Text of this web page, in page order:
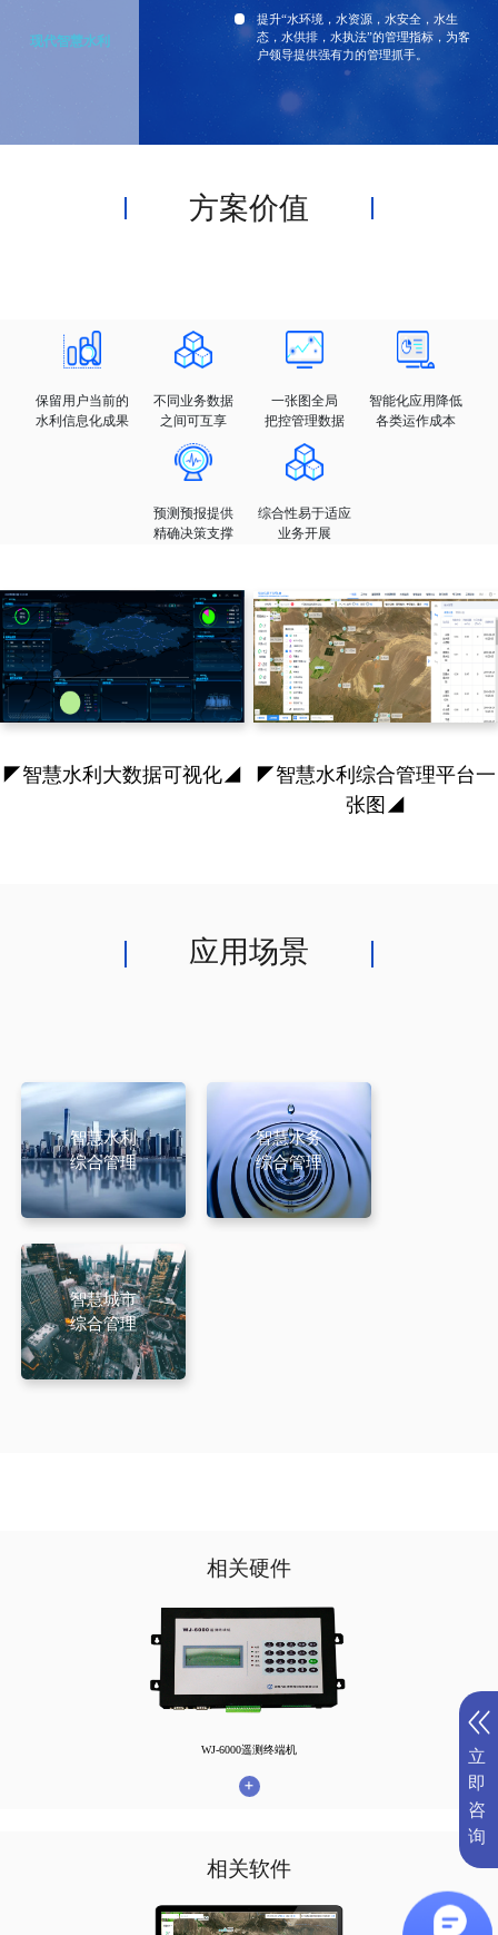
立
即
咨
询
现代智慧水利
提升“水环境，水资源，水安全，水生
态，水供排，水执法”的管理指标，为客
户领导提供强有力的管理抓手。
方案价值
保留用户当前的
水利信息化成果
不同业务数据
之间可互享
不同业务数据
之间可互享
一张图全局
把控管理数据
一张图全局
把控管理数据
智能化应用降低
各类运作成本
预测预报提供
精确决策支撑
综合性易于适应
业务开展
◤智慧水利大数据可视化◢
◤智慧水利综合管理平台一
张图◢
应用场景
智慧水利
综合管理
智慧水务
综合管理
智慧城市
综合管理
相关硬件
WJ-6000遥测终端机
+
相关软件